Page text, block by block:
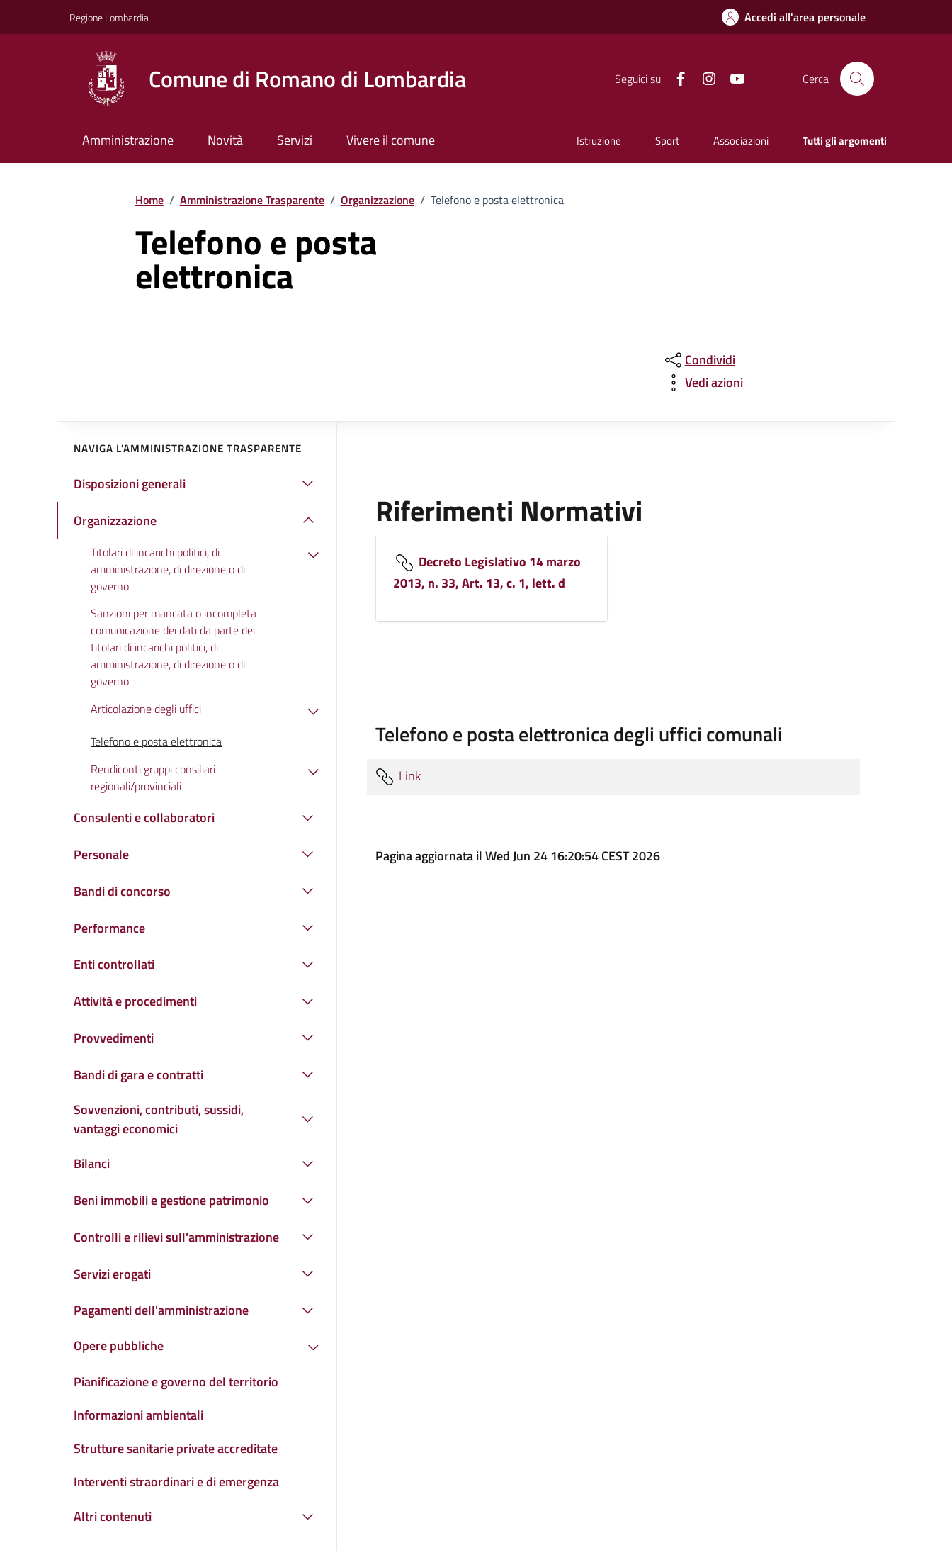
Regione Lombardia Accedi all'area personale
Comune di Romano di Lombardia Seguici su Facebook Instagram Cerca
Amministrazione Novità Servizi Vivere il comune Istruzione Sport Associazioni Tutti gli argomenti
Home / Amministrazione Trasparente / Organizzazione / Telefono e posta elettronica
Telefono e posta
elettronica
Condividi
Vedi azioni
NAVIGA L'AMMINISTRAZIONE TRASPARENTE
Disposizioni generali
Organizzazione
Titolari di incarichi politici, di
amministrazione, di direzione o di
governo
Sanzioni per mancata o incompleta
comunicazione dei dati da parte dei
titolari di incarichi politici, di
amministrazione, di direzione o di
governo
Articolazione degli uffici
Telefono e posta elettronica
Rendiconti gruppi consiliari
regionali/provinciali
Consulenti e collaboratori
Personale
Bandi di concorso
Performance
Enti controllati
Attività e procedimenti
Provvedimenti
Bandi di gara e contratti
Sovvenzioni, contributi, sussidi,
vantaggi economici
Bilanci
Beni immobili e gestione patrimonio
Controlli e rilievi sull'amministrazione
Servizi erogati
Pagamenti dell'amministrazione
Opere pubbliche
Pianificazione e governo del territorio
Informazioni ambientali
Strutture sanitarie private accreditate
Interventi straordinari e di emergenza
Altri contenuti
Riferimenti Normativi
Decreto Legislativo 14 marzo
2013, n. 33, Art. 13, c. 1, lett. d
Telefono e posta elettronica degli uffici comunali
Link
Pagina aggiornata il Wed Jun 24 16:20:54 CEST 2026